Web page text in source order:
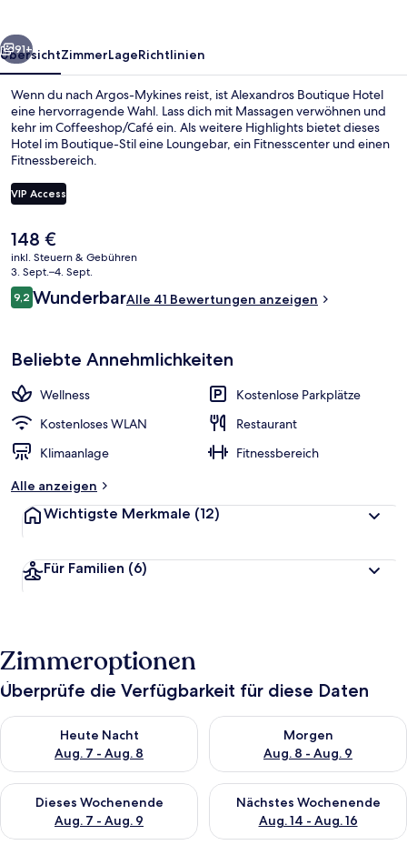
Weiter
91+
ÜbersichtZimmerLageRichtlinien
Wenn du nach Argos-Mykines reist, ist Alexandros Boutique Hotel
eine hervorragende Wahl. Lass dich mit Massagen verwöhnen und
kehr im Coffeeshop/Café ein. Als weitere Highlights bietet dieses
Hotel im Boutique-Stil eine Loungebar, ein Fitnesscenter und einen
Fitnessbereich.
VIP Access
Der
aktuelle
Preis
beträgt
148 €.
148 €
inkl. Steuern & Gebühren
3. Sept.–4. Sept.
Bewertungen
9,29,2 von 10.
WunderbarAlle 41 Bewertungen anzeigen
Beliebte Annehmlichkeiten
Wellness
Kostenlose Parkplätze
Kostenloses WLAN
Restaurant
Klimaanlage
Fitnessbereich
Alle anzeigen
Wichtigste Merkmale (12)
Für Familien (6)
Zimmeroptionen
Überprüfe die Verfügbarkeit für diese Daten
Heute Nacht
Aug. 7 - Aug. 8
Überprüfe die Verfügbarkeit für heute Nacht, Aug. 7 - Aug. 8.
Morgen
Aug. 8 - Aug. 9
Überprüfe die Verfügbarkeit
Dieses Wochenende
Aug. 7 - Aug. 9
Überprüfe die Verfügbarkeit für dieses Wochenende, Aug. 7
Nächstes Wochenende
Aug. 14 - Aug. 16
Überprüfe die Verfügbarkeit